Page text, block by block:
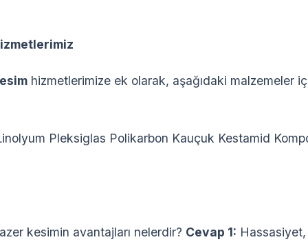
hizmetlerimize ek olarak, aşağıdaki malzemeler
Pleksiglas Polikarbon Kauçuk Kestamid
kesimin avantajları nelerdir? Cevap 1: